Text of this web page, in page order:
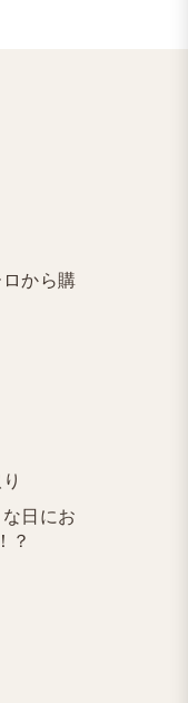
から購
日にお
？